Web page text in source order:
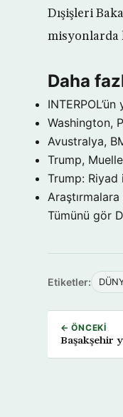
Dışişleri
misyonlarda
Daha
Washington,
Avustralya,
Trump,
Trump:
Tümünü gör
Etiketler:
← ÖNCEKI
Başakşehir